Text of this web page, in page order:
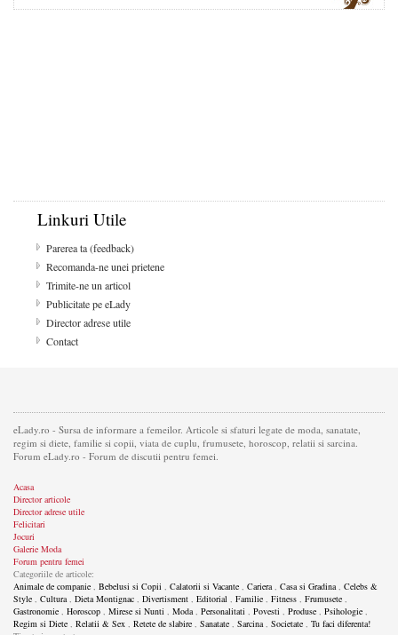
Linkuri Utile
Parerea ta (feedback)
Recomanda-ne unei prietene
Trimite-ne un articol
Publicitate pe eLady
Director adrese utile
Contact
eLady.ro - Sursa de informare a femeilor. Articole si sfaturi legate de moda, sanatate,
regim si diete, familie si copii, viata de cuplu, frumusete, horoscop, relatii si sarcina.
Forum eLady.ro - Forum de discutii pentru femei.
Acasa
Director articole
Director adrese utile
Felicitari
Jocuri
Galerie Moda
Forum pentru femei
Categoriile de articole:
Animale de companie , Bebelusi si Copii , Calatorii si Vacante , Cariera, Casa si Gradina, Celebs &
Style , Cultura, Dieta Montignac , Divertisment , Editorial , Familie , Fitness , Frumusete ,
Gastronomie , Horoscop , Mirese si Nunti , Moda, Personalitati , Povesti , Produse , Psihologie ,
Regim si Diete , Relatii & Sex , Retete de slabire , Sanatate , Sarcina, Societate , Tu faci diferenta!